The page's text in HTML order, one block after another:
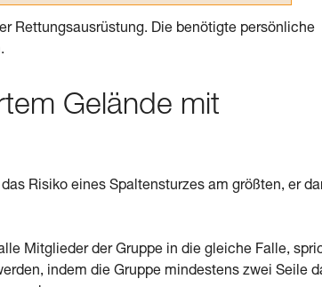
Rettungsausrüstung. Die benötigte persönliche
Gelände mit
Risiko eines Spaltensturzes am größten, er
Mitglieder der Gruppe in die gleiche Falle,
indem die Gruppe mindestens zwei Seile